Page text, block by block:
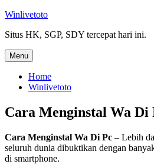
Skip
content
Winlivetoto
Situs HK, SGP, SDY tercepat hari ini.
Menu
Home
Winlivetoto
Cara Menginstal Wa Di
Cara Menginstal Wa Di Pc – Lebih
seluruh dunia dibuktikan dengan
di smartphone.